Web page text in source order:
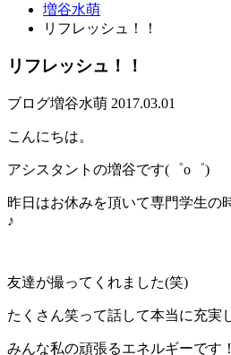
増谷水萌
リフレッシュ！！
リフレッシュ！！
ブログ増谷水萌 2017.03.01
こんにちは。
アシスタントの増谷です(゜o゜)
昨日はお休みを頂いて専門学生の
♪
友達が撮ってくれました(笑)
たくさん笑って話して本当に充実
みんな私の頑張るエネルギーです！